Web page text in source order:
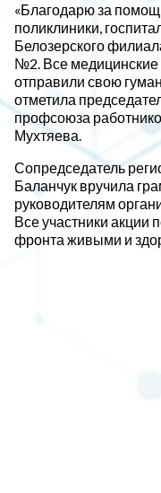
«Благодарю за
поликлиники,
Белозерского
№2. Все медицинские
отправили свою
отметила
профсоюза
Мухтяева.
Сопредседатель
Баланчук вручила
руководителям
Все участники акции
фронта живыми и